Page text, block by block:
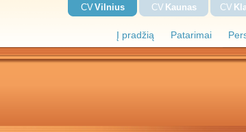
Į pradžią Patarimai
CVVilnius CV Kaunas CV